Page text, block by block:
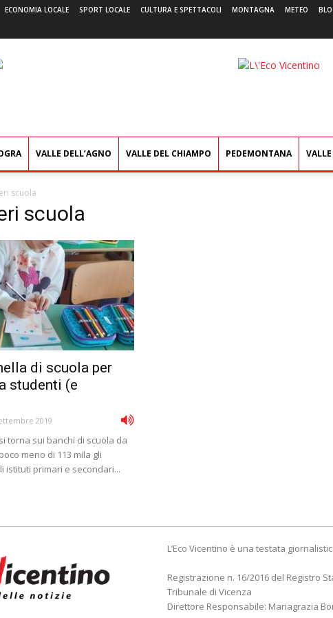
ECONOMIA LOCALE SPORT LOCALE CULTURA E SPETTACOLI MONTAGNA METEO
L'Eco
VALLE DELL’AGNO VALLE DEL CHIAMPO PEDEMONTANA
scuola
scuola
di scuola per
studenti (e
2019
torna sui banchi di scuola da
meno di 113 mila gli
istituti primari e secondari...
L’Eco Vicentino è una testata
Registrazione n. 16/2016 del Registro
Tribunale di Vicenza
Direttore Responsabile: Mariagrazia